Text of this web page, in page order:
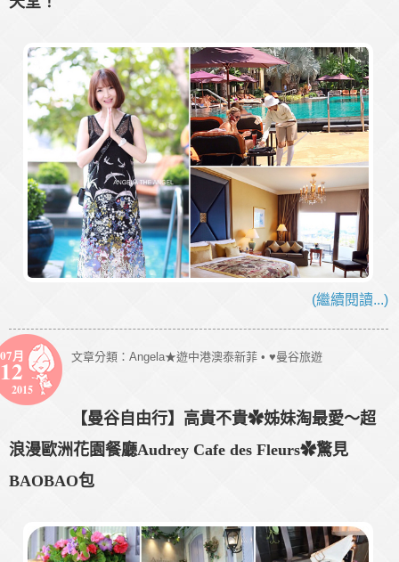
(繼續閱讀...)
07月
12
2015
文章分類： Angela★遊中港澳泰新菲 • ♥曼谷旅遊
【曼谷自由行】高貴不貴✿姊妹淘最愛～超
浪漫歐洲花園餐廳Audrey Cafe des Fleurs✿驚見
BAOBAO包